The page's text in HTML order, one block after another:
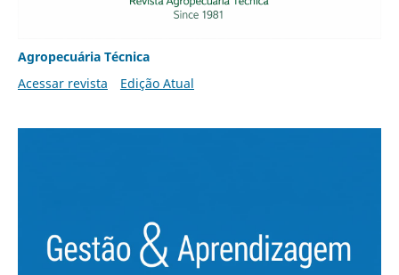
Agropecuária Técnica
Acessar revista
Edição Atual